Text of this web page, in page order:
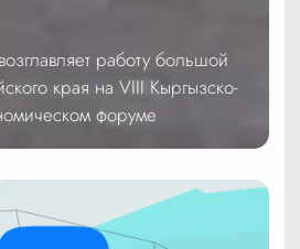
работу большой
края на VIII Кыргызско-
форуме